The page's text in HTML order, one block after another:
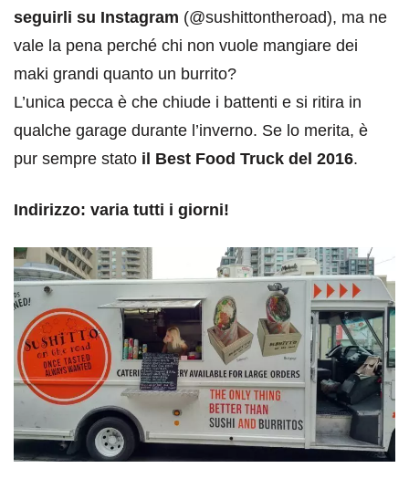
seguirli su Instagram (@sushittontheroad), ma ne
vale la pena perché chi non vuole mangiare dei
maki grandi quanto un burrito?
L’unica pecca è che chiude i battenti e si ritira in
qualche garage durante l’inverno. Se lo merita, è
pur sempre stato il Best Food Truck del 2016.
Indirizzo: varia tutti i giorni!